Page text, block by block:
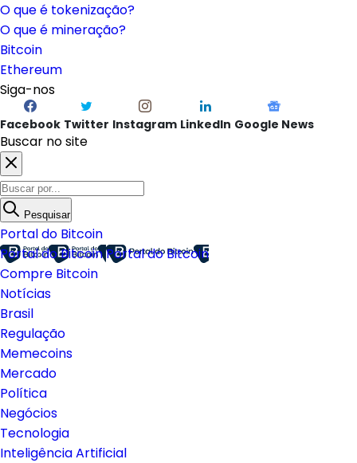
O que é tokenização?
O que é mineração?
Bitcoin
Ethereum
Siga-nos
Facebook Twitter Instagram LinkedIn Google News
Buscar no site
Pesquisar
Portal do Bitcoin
Portal do BitcoinPortal do Bitcoin
Compre Bitcoin
Notícias
Brasil
Regulação
Memecoins
Mercado
Política
Negócios
Tecnologia
Inteligência Artificial